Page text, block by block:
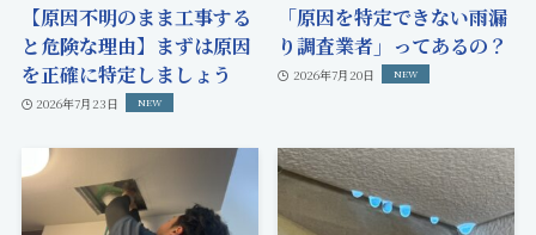
【原因不明のまま工事する
と危険な理由】まずは原因
を正確に特定しましょう
2026年7月23日
「原因を特定できない雨漏
り調査業者」ってあるの？
2026年7月20日